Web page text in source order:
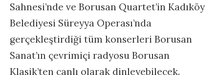
Sahnesi’nde ve Borusan Quartet’in Kadıköy
Belediyesi Süreyya Operası’nda
gerçekleştirdiği tüm konserleri Borusan
Sanat’ın çevrimiçi radyosu Borusan
Klasik’ten canlı olarak dinleyebilecek.